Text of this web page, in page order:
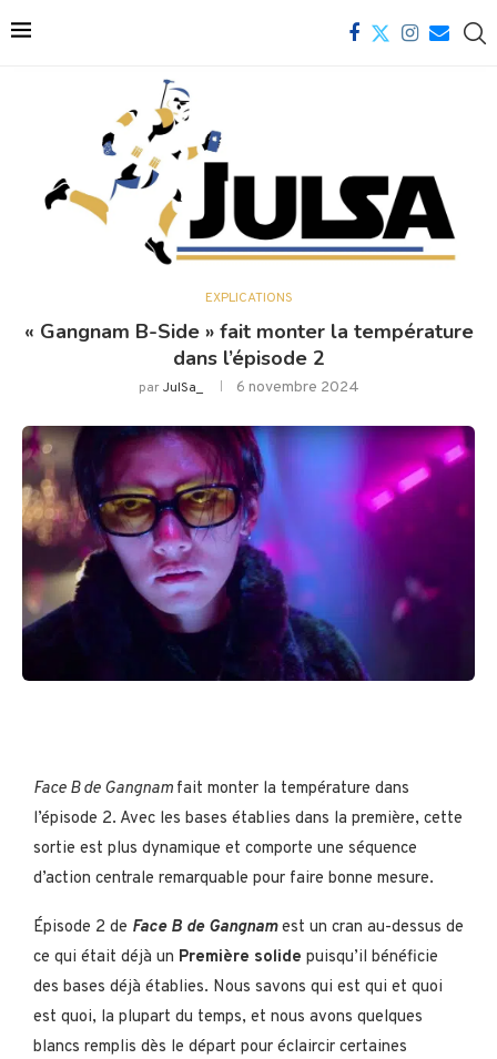
EXPLICATIONS
« Gangnam B-Side » fait monter la température
dans l’épisode 2
parJulSa_ 6 novembre 2024
Face B de Gangnam fait monter la température dans
l’épisode 2. Avec les bases établies dans la première, cette
sortie est plus dynamique et comporte une séquence
d’action centrale remarquable pour faire bonne mesure.
Épisode 2 de Face B de Gangnamest un cran au-dessus de
ce qui était déjà un Première solide puisqu’il bénéficie
des bases déjà établies. Nous savons qui est qui et quoi
est quoi, la plupart du temps, et nous avons quelques
blancs remplis dès le départ pour éclaircir certaines